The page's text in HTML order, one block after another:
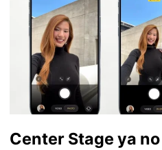
Center Stage ya